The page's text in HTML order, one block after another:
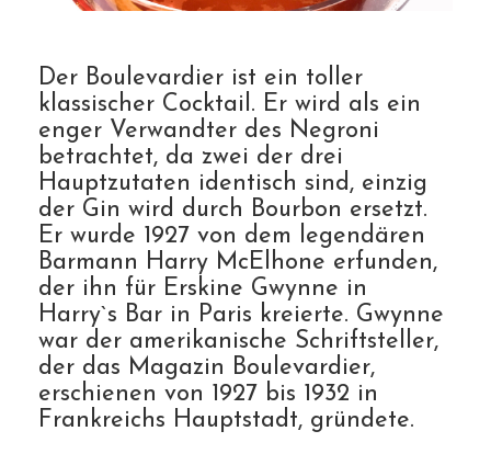
Der Boulevardier ist ein toller
klassischer Cocktail. Er wird als ein
enger Verwandter des Negroni
betrachtet, da zwei der drei
Hauptzutaten identisch sind, einzig
der Gin wird durch Bourbon ersetzt.
Er wurde 1927 von dem legendären
Barmann Harry McElhone erfunden,
der ihn für Erskine Gwynne in
Harry`s Bar in Paris kreierte. Gwynne
war der amerikanische Schriftsteller,
der das Magazin Boulevardier,
erschienen von 1927 bis 1932 in
Frankreichs Hauptstadt, gründete.